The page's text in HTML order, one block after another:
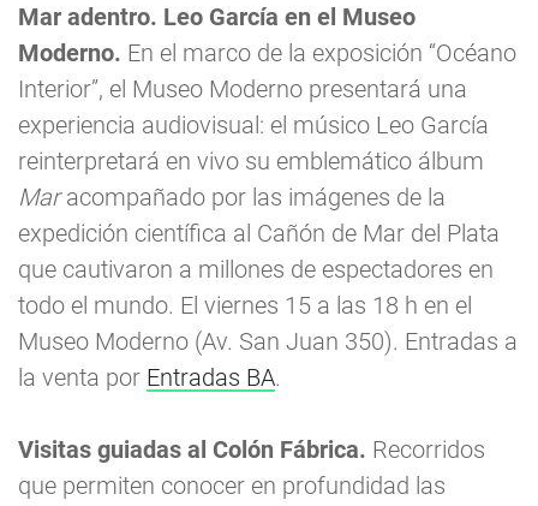
Mar adentro. Leo García en el Museo
Moderno. En el marco de la exposición “Océano
Interior”, el Museo Moderno presentará una
experiencia audiovisual: el músico Leo García
reinterpretará en vivo su emblemático álbum
Maracompañado por las imágenes de la
expedición científica al Cañón de Mar del Plata
que cautivaron a millones de espectadores en
todo el mundo. El viernes 15 a las 18 h en el
Museo Moderno (Av. San Juan 350). Entradas a
la venta por Entradas BA.
Visitas guiadas al Colón Fábrica. Recorridos
que permiten conocer en profundidad las